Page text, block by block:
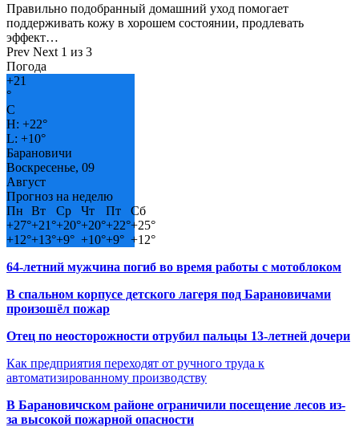
Правильно подобранный домашний уход помогает
поддерживать кожу в хорошем состоянии, продлевать
эффект…
Prev Next 1 из 3
Погода
+21
°
C
H: +22°
L: +10°
Барановичи
Воскресенье, 09
Август
Прогноз на неделю
Пн
Вт Ср Чт Пт
Сб
+27°+21°+20°+20°+22°+25°
+12°+13°+9° +10°+9° +12°
64-летний мужчина погиб во время работы с мотоблоком
В спальном корпусе детского лагеря под Барановичами
произошёл пожар
Отец по неосторожности отрубил пальцы 13-летней дочери
Как предприятия переходят от ручного труда к
автоматизированному производству
В Барановичском районе ограничили посещение лесов из-
за высокой пожарной опасности